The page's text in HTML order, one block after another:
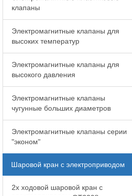
клапаны
Электромагнитные клапаны для
высоких температур
Электромагнитные клапаны для
высокого давления
Электромагнитные клапаны
чугунные больших диаметров
Электромагнитные клапаны серии
"эконом"
Шаровой кран с электроприводом
2x ходовой шаровой кран с